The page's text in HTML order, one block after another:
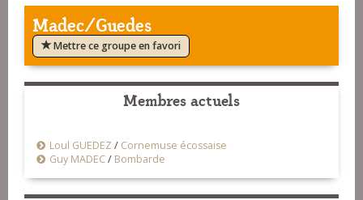
Madec/Guedes
Mettre ce groupe en favori
Membres actuels
Loul GUEDEZ / Cornemuse écossaise
Guy MADEC/ Bombarde